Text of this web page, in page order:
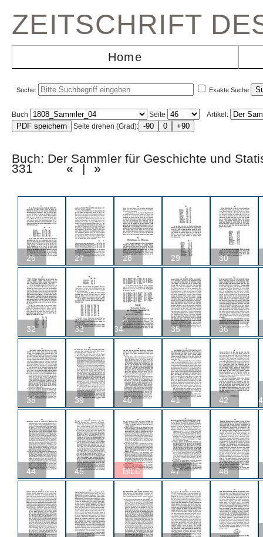
ZEITSCHRIFT
Home
Suche: Exakte Suche
Buch Seite
Artikel:
Seite drehen (Grad):
Buch: Der Sammler für Geschichte und
331 « | »
26 27 28 29 30
32 33
A
34
35 36
38 39 40 41 42
44 45 BILD 47 48